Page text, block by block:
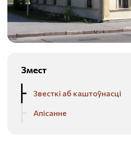
Змест
Звесткі аб каштоўнасці
Апісанне